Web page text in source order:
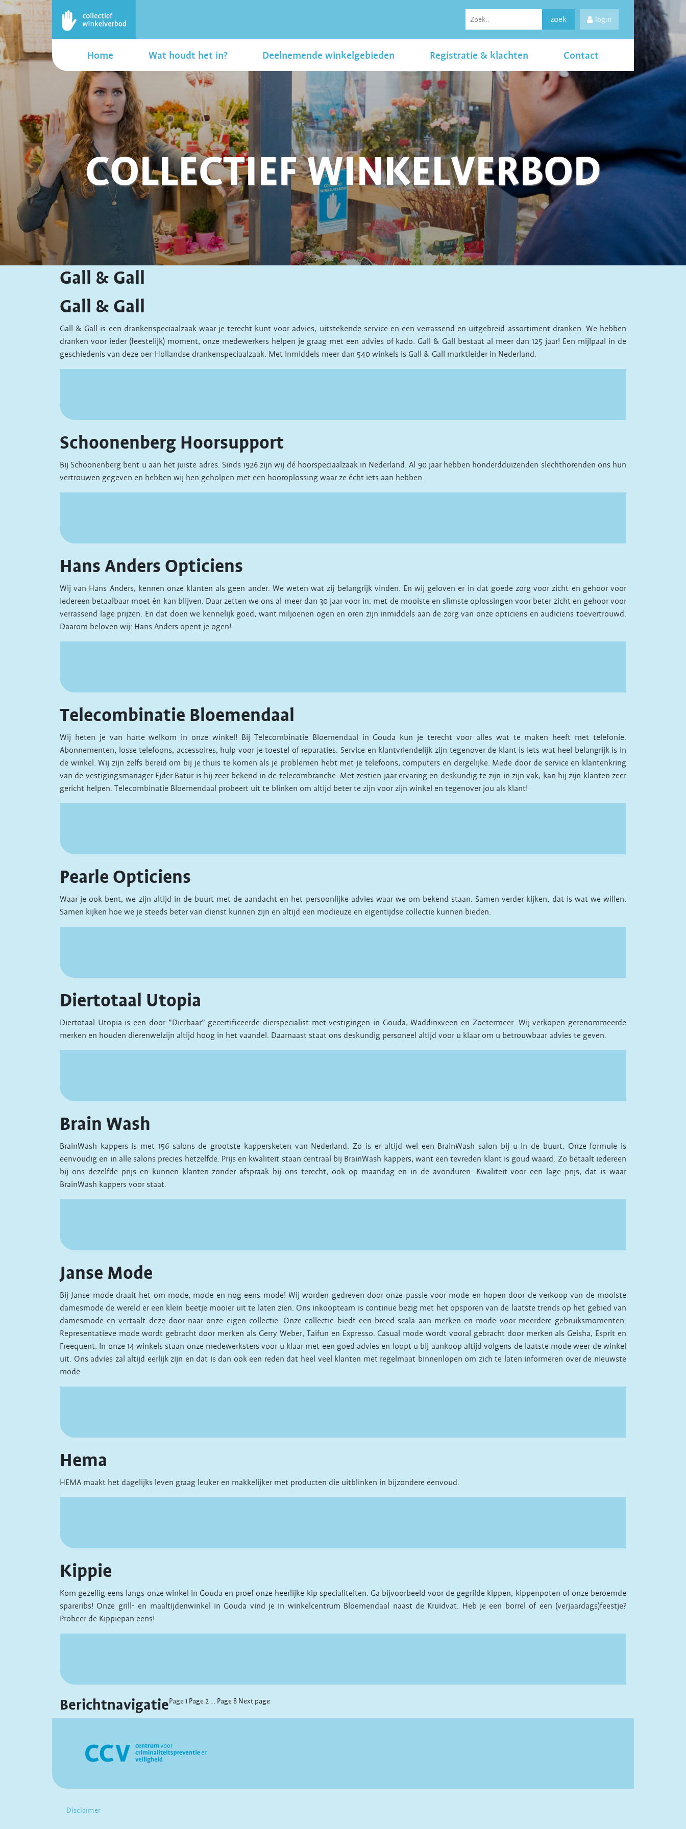
zoek login
Home Wat houdt het in? Deelnemende winkelgebieden Registratie & klachten Contact
COLLECTIEF WINKELVERBOD
Gall & Gall
Gall & Gall
Gall & Gall is een drankenspeciaalzaak waar je terecht kunt voor advies, uitstekende service en een verrassend en uitgebreid assortiment dranken. We hebben
dranken voor ieder (feestelijk) moment, onze medewerkers helpen je graag met een advies of kado. Gall & Gall bestaat al meer dan 125 jaar! Een mijlpaal in de
geschiedenis van deze oer-Hollandse drankenspeciaalzaak. Met inmiddels meer dan 540 winkels is Gall & Gall marktleider in Nederland.
Schoonenberg Hoorsupport
Bij Schoonenberg bent u aan het juiste adres. Sinds 1926 zijn wij dé hoorspeciaalzaak in Nederland. Al 90 jaar hebben honderdduizenden slechthorenden ons hun
vertrouwen gegeven en hebben wij hen geholpen met een hooroplossing waar ze écht iets aan hebben.
Hans Anders Opticiens
Wij van Hans Anders, kennen onze klanten als geen ander. We weten wat zij belangrijk vinden. En wij geloven er in dat goede zorg voor zicht en gehoor voor
iedereen betaalbaar moet én kan blijven. Daar zetten we ons al meer dan 30 jaar voor in: met de mooiste en slimste oplossingen voor beter zicht en gehoor voor
verrassend lage prijzen. En dat doen we kennelijk goed, want miljoenen ogen en oren zijn inmiddels aan de zorg van onze opticiens en audiciens toevertrouwd.
Daarom beloven wij: Hans Anders opent je ogen!
Telecombinatie Bloemendaal
Wij heten je van harte welkom in onze winkel! Bij Telecombinatie Bloemendaal in Gouda kun je terecht voor alles wat te maken heeft met telefonie.
Abonnementen, losse telefoons, accessoires, hulp voor je toestel of reparaties. Service en klantvriendelijk zijn tegenover de klant is iets wat heel belangrijk is in
de winkel. Wij zijn zelfs bereid om bij je thuis te komen als je problemen hebt met je telefoons, computers en dergelijke. Mede door de service en klantenkring
van de vestigingsmanager Ejder Batur is hij zeer bekend in de telecombranche. Met zestien jaar ervaring en deskundig te zijn in zijn vak, kan hij zijn klanten zeer
gericht helpen. Telecombinatie Bloemendaal probeert uit te blinken om altijd beter te zijn voor zijn winkel en tegenover jou als klant!
Pearle Opticiens
Waar je ook bent, we zijn altijd in de buurt met de aandacht en het persoonlijke advies waar we om bekend staan. Samen verder kijken, dat is wat we willen.
Samen kijken hoe we je steeds beter van dienst kunnen zijn en altijd een modieuze en eigentijdse collectie kunnen bieden.
Diertotaal Utopia
Diertotaal Utopia is een door ”Dierbaar” gecertificeerde dierspecialist met vestigingen in Gouda, Waddinxveen en Zoetermeer. Wij verkopen gerenommeerde
merken en houden dierenwelzijn altijd hoog in het vaandel. Daarnaast staat ons deskundig personeel altijd voor u klaar om u betrouwbaar advies te geven.
Brain Wash
BrainWash kappers is met 156 salons de grootste kappersketen van Nederland. Zo is er altijd wel een BrainWash salon bij u in de buurt. Onze formule is
eenvoudig en in alle salons precies hetzelfde. Prijs en kwaliteit staan centraal bij BrainWash kappers, want een tevreden klant is goud waard. Zo betaalt iedereen
bij ons dezelfde prijs en kunnen klanten zonder afspraak bij ons terecht, ook op maandag en in de avonduren. Kwaliteit voor een lage prijs, dat is waar
BrainWash kappers voor staat.
Janse Mode
Bij Janse mode draait het om mode, mode en nog eens mode! Wij worden gedreven door onze passie voor mode en hopen door de verkoop van de mooiste
damesmode de wereld er een klein beetje mooier uit te laten zien. Ons inkoopteam is continue bezig met het opsporen van de laatste trends op het gebied van
damesmode en vertaalt deze door naar onze eigen collectie. Onze collectie biedt een breed scala aan merken en mode voor meerdere gebruiksmomenten.
Representatieve mode wordt gebracht door merken als Gerry Weber, Taifun en Expresso. Casual mode wordt vooral gebracht door merken als Geisha, Esprit en
Freequent. In onze 14 winkels staan onze medewerksters voor u klaar met een goed advies en loopt u bij aankoop altijd volgens de laatste mode weer de winkel
uit. Ons advies zal altijd eerlijk zijn en dat is dan ook een reden dat heel veel klanten met regelmaat binnenlopen om zich te laten informeren over de nieuwste
mode.
Hema
HEMA maakt het dagelijks leven graag leuker en makkelijker met producten die uitblinken in bijzondere eenvoud.
Kippie
Kom gezellig eens langs onze winkel in Gouda en proef onze heerlijke kip specialiteiten. Ga bijvoorbeeld voor de gegrilde kippen, kippenpoten of onze beroemde
spareribs! Onze grill- en maaltijdenwinkel in Gouda vind je in winkelcentrum Bloemendaal naast de Kruidvat. Heb je een borrel of een (verjaardags)feestje?
Probeer de Kippiepan eens!
BerichtnavigatiePage1 Page2 … Page 8 Next page
Disclaimer